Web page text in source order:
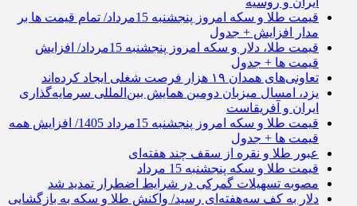
قیمت طلا و سکه امروز پنجشنبه 15مرداد/ تمام قیمت ها بر
مدار افزایش + جدول
قیمت طلا، دلار و سکه امروز پنجشنبه 15مرداد/ افزایش
قیمت ها + جدول
تعاونی‌های همدان ۱۹ هزار فرصت شغلی ایجاد کرده‌اند
یزد، امسال میزبان دومین همایش بین‌المللی سرمایه‌گذاری
ایران و آفریقاست
قیمت طلا و سکه امروز پنجشنبه 15مرداد 1405/ افزایش همه
قیمت ها + جدول
عبور طلا و نقره از سقف چند هفته‌ای
قیمت طلا و سکه پنجشنبه 15 مرداد
مصوبه تسهیلات گمرکی در شرایط اضطرار تمدید شد
دلار به کف سه‌هفته‌ای رسید/ واکنش طلا و سکه به بازگشایی